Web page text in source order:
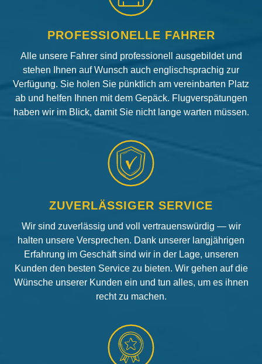
PROFESSIONELLE FAHRER
Alle unsere Fahrer sind professionell ausgebildet und
stehen Ihnen auf Wunsch auch englischsprachig zur
Verfügung. Sie holen Sie pünktlich am vereinbarten Platz
ab und helfen Ihnen mit dem Gepäck. Flugverspätungen
haben wir im Blick, damit Sie nicht lange warten müssen.
ZUVERLÄSSIGER SERVICE
Wir sind zuverlässig und voll vertrauenswürdig — wir
halten unsere Versprechen. Dank unserer langjährigen
Erfahrung im Geschäft sind wir in der Lage, unseren
Kunden den besten Service zu bieten. Wir gehen auf die
Wünsche unserer Kunden ein und tun alles, um es ihnen
recht zu machen.